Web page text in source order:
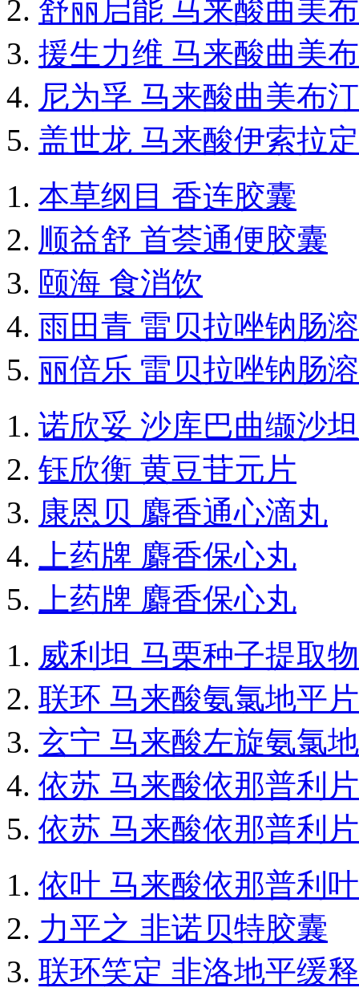
舒丽启能 马来酸曲美
援生力维 马来酸曲美
尼为孚 马来酸曲美布
盖世龙 马来酸伊索拉
本草纲目 香连胶囊
顺益舒 首荟通便胶囊
颐海 食消饮
雨田青 雷贝拉唑钠肠
丽倍乐 雷贝拉唑钠肠
诺欣妥 沙库巴曲缬沙
钰欣衡 黄豆苷元片
康恩贝 麝香通心滴丸
上药牌 麝香保心丸
上药牌 麝香保心丸
威利坦 马栗种子提取
联环 马来酸氨氯地平片
玄宁 马来酸左旋氨氯
依苏 马来酸依那普利片
依苏 马来酸依那普利片
依叶 马来酸依那普利
力平之 非诺贝特胶囊
联环笑定 非洛地平缓